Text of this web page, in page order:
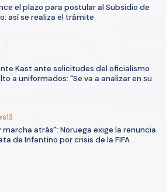
el plazo para postular al Subsidio de
así se realiza el trámite
Kast ante solicitudes del oficialismo
a uniformados: "Se va a analizar en su
marcha atrás": Noruega exige la renuncia
de Infantino por crisis de la FIFA